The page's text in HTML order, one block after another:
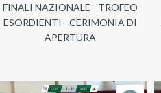
FINALI NAZIONALE - TROFEO
ESORDIENTI - CERIMONIA DI
APERTURA